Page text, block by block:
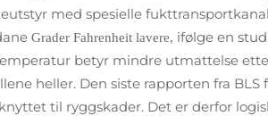
med spesielle
Grader Fahrenheit lavere, ifølge en
betyr mindre utmattelse
heller. Den siste rapporten fra BLS
til ryggskader. Det er derfor